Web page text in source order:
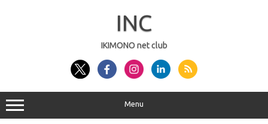
INC
IKIMONO net club
Menu